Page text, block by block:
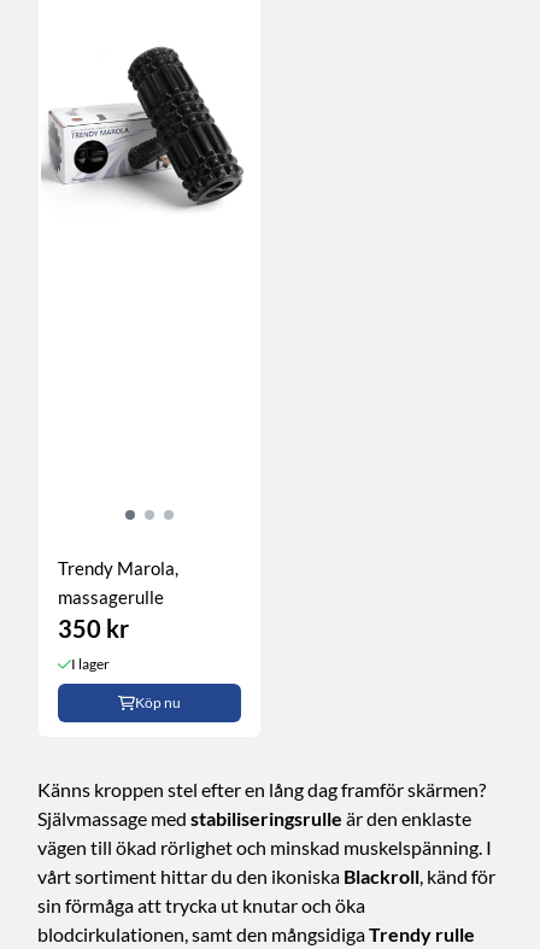
Trendy Marola,
massagerulle
350 kr
I lager
Köp nu
Känns kroppen stel efter en lång dag framför skärmen?
Självmassage med stabiliseringsrulle är den enklaste
vägen till ökad rörlighet och minskad muskelspänning. I
vårt sortiment hittar du den ikoniska Blackroll , känd för
sin förmåga att trycka ut knutar och öka
blodcirkulationen, samt den mångsidigaTrendy rulle